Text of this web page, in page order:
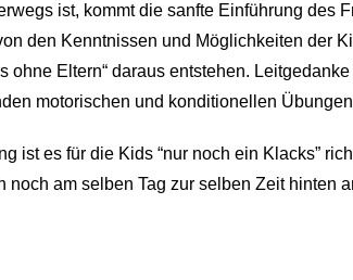
ist, kommt die sanfte Einführung
den Kenntnissen und Möglichkeiten der
ohne Eltern“ daraus entstehen.
motorischen und konditionellen
ist es für die Kids “nur noch ein Klacks”
noch am selben Tag zur selben Zeit hinten